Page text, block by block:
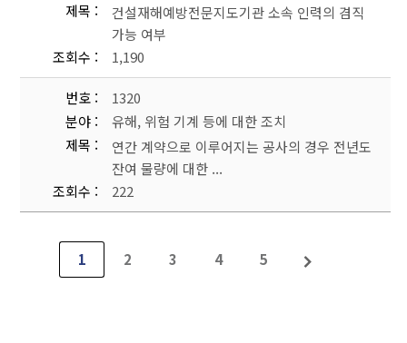
제목
건설재해예방전문지도기관 소속 인력의 겸직
가능 여부
조회수
1,190
번호
1320
분야
유해, 위험 기계 등에 대한 조치
제목
연간 계약으로 이루어지는 공사의 경우 전년도
잔여 물량에 대한 ...
조회수
222
1 2 3 4 5